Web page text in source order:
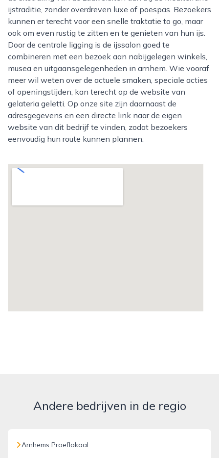
ijstraditie, zonder overdreven luxe of poespas. Bezoekers
kunnen er terecht voor een snelle traktatie to go, maar
ook om even rustig te zitten en te genieten van hun ijs.
Door de centrale ligging is de ijssalon goed te
combineren met een bezoek aan nabijgelegen winkels,
musea en uitgaansgelegenheden in arnhem. Wie vooraf
meer wil weten over de actuele smaken, speciale acties
of openingstijden, kan terecht op de website van
gelateria geletti. Op onze site zijn daarnaast de
adresgegevens en een directe link naar de eigen
website van dit bedrijf te vinden, zodat bezoekers
eenvoudig hun route kunnen plannen.
Andere bedrijven in de regio
Arnhems Proeflokaal